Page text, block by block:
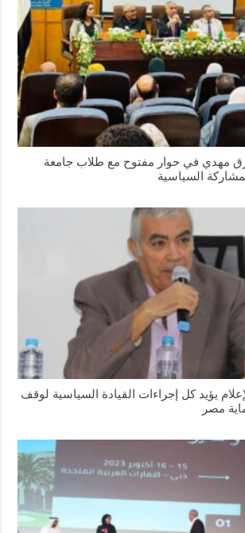
مهدي في حوار مفتوح مع طلاب جامعة
السياسية
يؤيد كل إجراءات القيادة السياسية لوقف
مصر